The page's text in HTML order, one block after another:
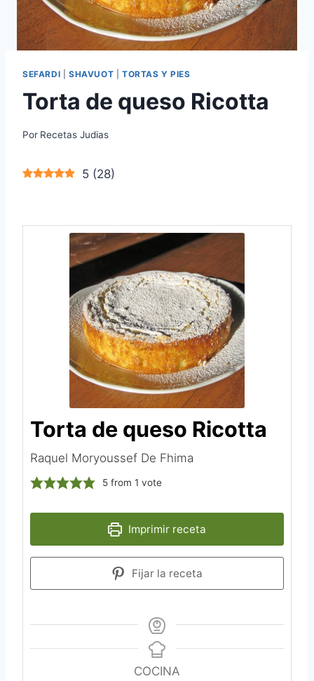
SEFARDI SHAVUOT TORTAS Y PIES
Torta de queso Ricotta
Por Recetas Judias
5 (28)
Torta de queso Ricotta
Raquel Moryoussef De Fhima‎
5 from 1 vote
Imprimir receta
Fijar la receta
COCINA